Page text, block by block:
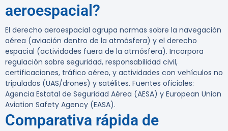
aeroespacial?
El derecho aeroespacial agrupa normas sobre la navegación
aérea (aviación dentro de la atmósfera) y el derecho
espacial (actividades fuera de la atmósfera). Incorpora
regulación sobre seguridad, responsabilidad civil,
certificaciones, tráfico aéreo, y actividades con vehículos no
tripulados (UAS/drones) y satélites. Fuentes oficiales:
Agencia Estatal de Seguridad Aérea (AESA) y European Union
Aviation Safety Agency (EASA).
Comparativa rápida de